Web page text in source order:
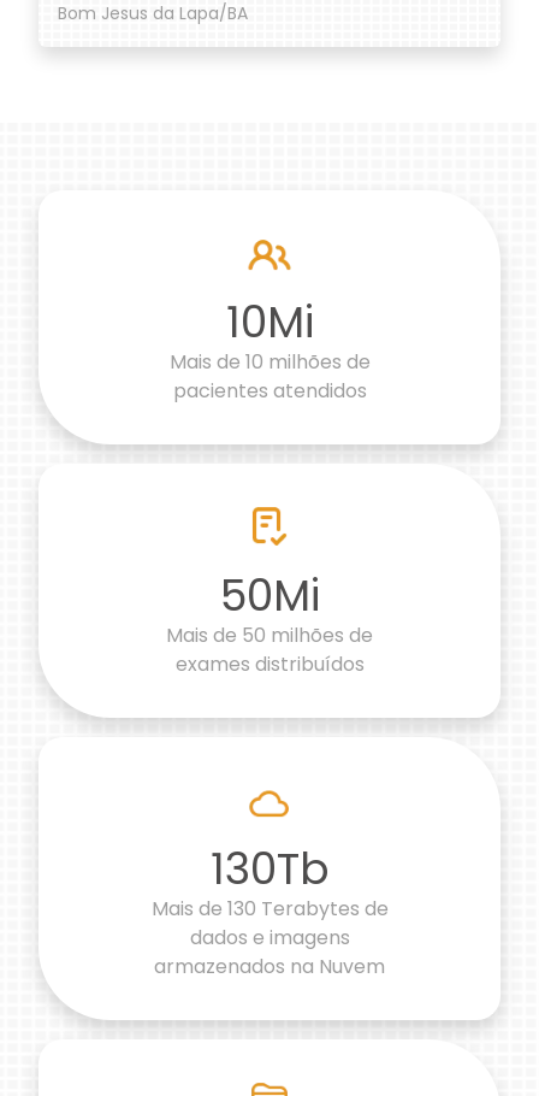
Bom Jesus da Lapa/BA
10Mi
Mais de 10 milhões de
pacientes atendidos
50Mi
Mais de 50 milhões de
exames distribuídos
130Tb
Mais de 130 Terabytes de
dados e imagens
armazenados na Nuvem